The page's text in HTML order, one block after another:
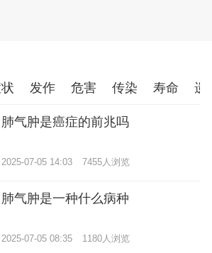
发作 危害 传染 寿命 遗
肺气肿是癌症的前兆吗
2025-07-05 14:03 7455人浏览
肺气肿是一种什么病种
2025-07-05 08:35 1180人浏览